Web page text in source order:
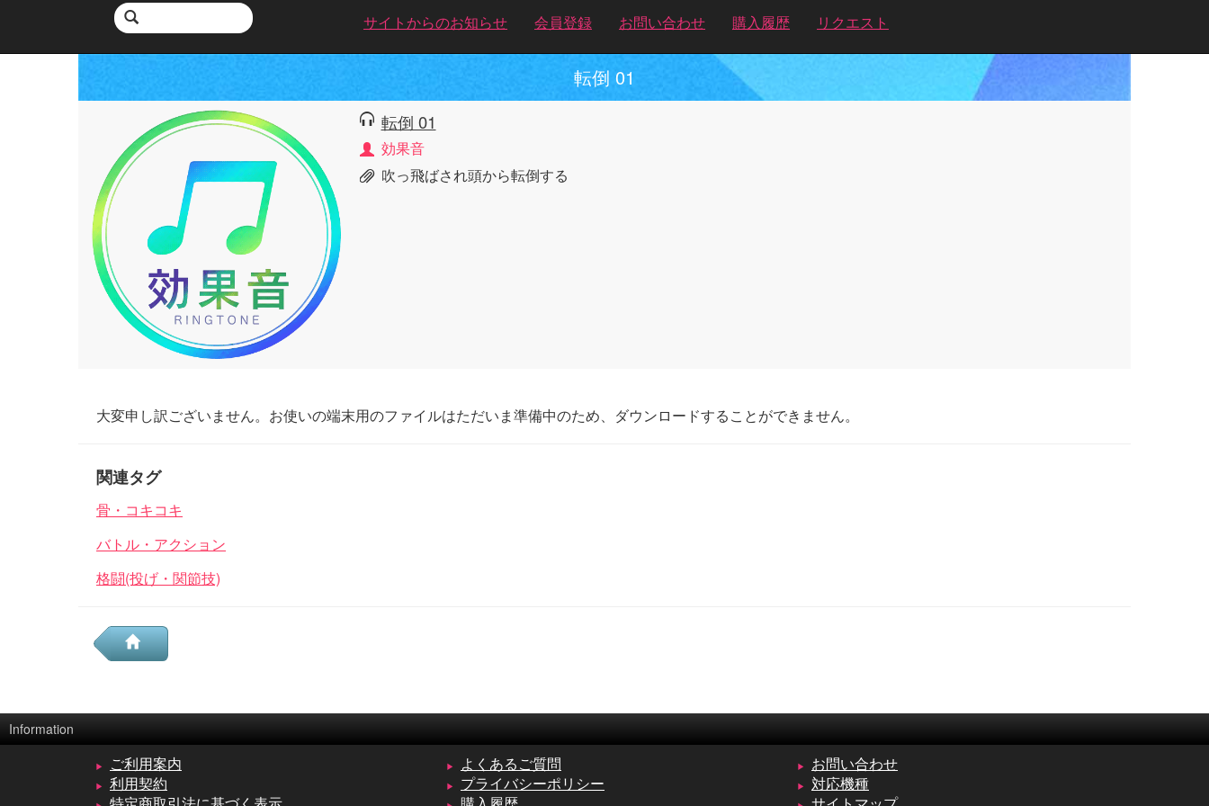
サイトからのお知らせ 会員登録 お問い合わせ 購入履歴 リクエスト
転倒 01
転倒 01
効果音
吹っ飛ばされ頭から転倒する
大変申し訳ございません。お使いの端末用のファイルはただいま準備中のため、ダウンロードすることができません。
関連タグ
骨・コキコキ
バトル・アクション
格闘(投げ・関節技)
Information
ご利用案内 よくあるご質問
お問い合わせ
利用契約
プライバシーポリシー
対応機種